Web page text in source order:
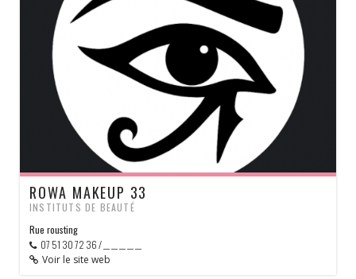
ROWA MAKEUP 33
INSTITUTS DE BEAUTÉ
Rue rousting
07 51 30 72 36 / __ __ __ __ __
Voir le site web